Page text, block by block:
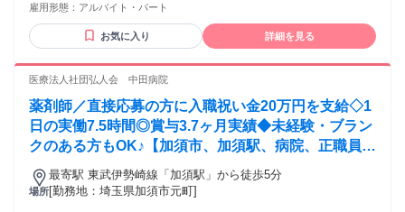
雇用形態： アルバイト・パート
お気に入り 詳細を見る
医療法人社団弘人会 中田病院
薬剤師／直接応募の方に入職祝い金20万円を支給◇1
日の実働7.5時間◎賞与3.7ヶ月実績◆未経験・ブラン
クのある方もOK♪【加須市、加須駅、病院、正職員、
薬剤師】
場所
最寄駅 東武伊勢崎線「加須駅」から徒歩5分
[勤務地：埼玉県加須市元町]